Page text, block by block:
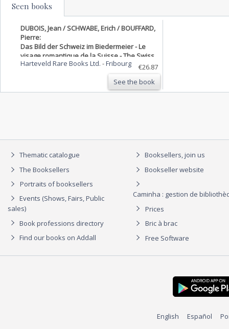
Seen books
DUBOIS, Jean / SCHWABE, Erich / BOUFFARD,
Pierre:
Das Bild der Schweiz im Biedermeier - Le
visage romantique de la Suisse - The Swiss
Scene in the Romantic Age. (Illustr. d’après
l’ouvrage: Souvenirs de la Suisse. 100 vues
les plus remarquables et costumes des
XXII cant…
Harteveld Rare Books Ltd. -Fribourg
€26.87
See the book
Thematic catalogue
The Booksellers
Portraits of booksellers
Events (Shows, Fairs, Public
sales)
Book professions directory
Find our books on Addall
Booksellers, join us
Bookseller website
Caminha : gestion de
Prices
Bric à brac
Free Software
English Español